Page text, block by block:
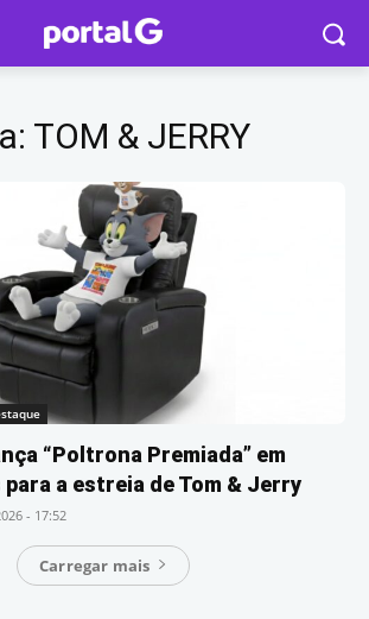
TOM & JERRY
“Poltrona Premiada” em
a estreia de Tom & Jerry
- 17:52
Carregar mais